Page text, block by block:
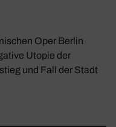
Oper Berlin
Utopie der
und Fall der Stadt